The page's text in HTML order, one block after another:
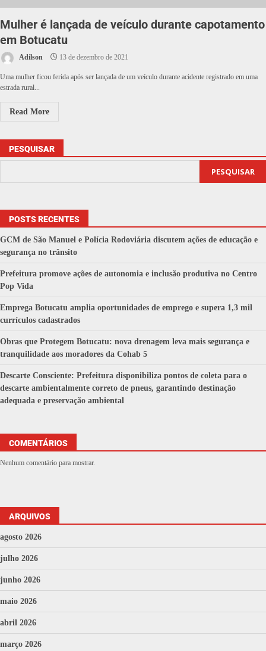
Mulher é lançada de veículo durante capotamento
em Botucatu
Adilson 13 de dezembro de 2021
Uma mulher ficou ferida após ser lançada de um veículo durante acidente registrado em uma
estrada rural...
Read More
PESQUISAR
PESQUISAR
POSTS RECENTES
GCM de São Manuel e Polícia Rodoviária discutem ações de educação e
segurança no trânsito
Prefeitura promove ações de autonomia e inclusão produtiva no Centro
Pop Vida
Emprega Botucatu amplia oportunidades de emprego e supera 1,3 mil
currículos cadastrados
Obras que Protegem Botucatu: nova drenagem leva mais segurança e
tranquilidade aos moradores da Cohab 5
Descarte Consciente: Prefeitura disponibiliza pontos de coleta para o
descarte ambientalmente correto de pneus, garantindo destinação
adequada e preservação ambiental
COMENTÁRIOS
Nenhum comentário para mostrar.
ARQUIVOS
agosto 2026
julho 2026
junho 2026
maio 2026
abril 2026
março 2026